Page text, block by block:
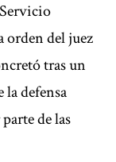
orden del juez
tras un
la defensa
de las